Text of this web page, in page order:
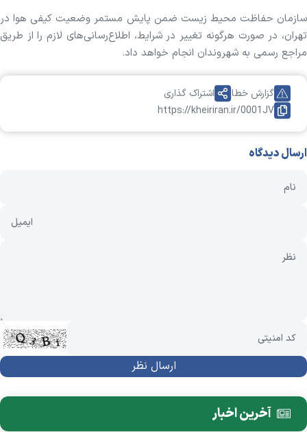
سازمان حفاظت محیط زیست ضمن پایش مستمر وضعیت کیفی هوا در
تهران، در صورت هرگونه تغییر در شرایط، اطلاع‌رسانی‌های لازم را از طریق
مراجع رسمی به شهروندان انجام خواهد داد.
https://kheiriran.ir/0001JV
گزارش خطا اشتراک گذاری
ارسال دیدگاه
آخرین اخبار